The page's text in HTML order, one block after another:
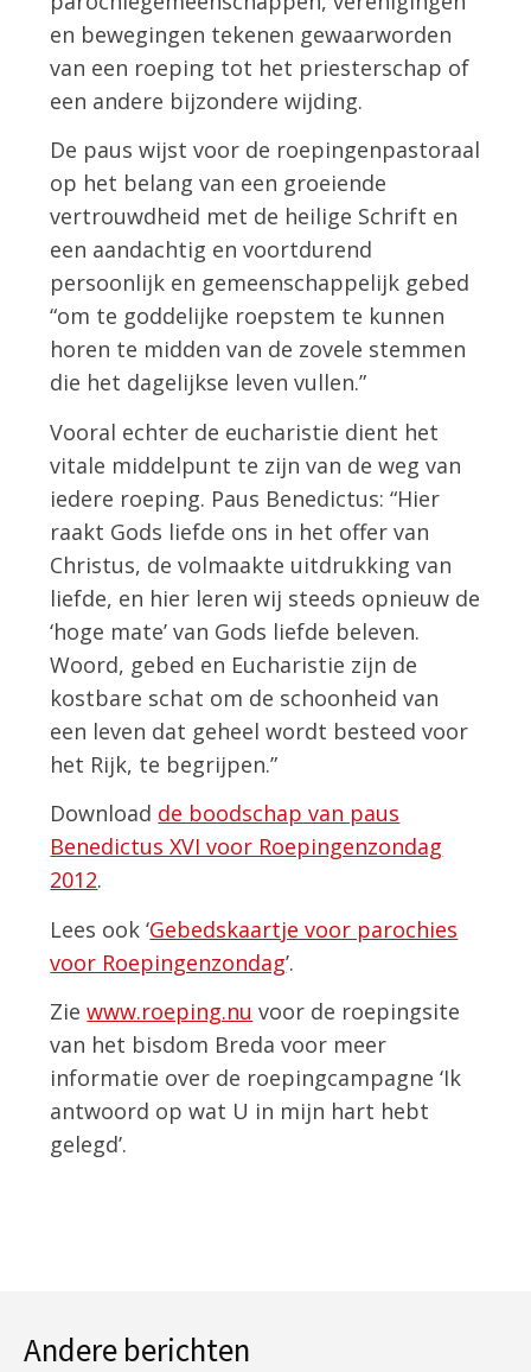
en bewegingen tekenen gewaarworden
van een roeping tot het priesterschap of
een andere bijzondere wijding.
De paus wijst voor de roepingenpastoraal
op het belang van een groeiende
vertrouwdheid met de heilige Schrift en
een aandachtig en voortdurend
persoonlijk en gemeenschappelijk gebed
“om te goddelijke roepstem te kunnen
horen te midden van de zovele stemmen
die het dagelijkse leven vullen.”
Vooral echter de eucharistie dient het
vitale middelpunt te zijn van de weg van
iedere roeping. Paus Benedictus: “Hier
raakt Gods liefde ons in het offer van
Christus, de volmaakte uitdrukking van
liefde, en hier leren wij steeds opnieuw de
‘hoge mate’ van Gods liefde beleven.
Woord, gebed en Eucharistie zijn de
kostbare schat om de schoonheid van
een leven dat geheel wordt besteed voor
het Rijk, te begrijpen.”
Download de boodschap van paus
Benedictus XVI voor Roepingenzondag
2012.
Lees ook ‘Gebedskaartje voor parochies
voor Roepingenzondag’.
Ziewww.roeping.nu voor de roepingsite
van het bisdom Breda voor meer
informatie over de roepingcampagne ‘Ik
antwoord op wat U in mijn hart hebt
gelegd’.
Andere berichten